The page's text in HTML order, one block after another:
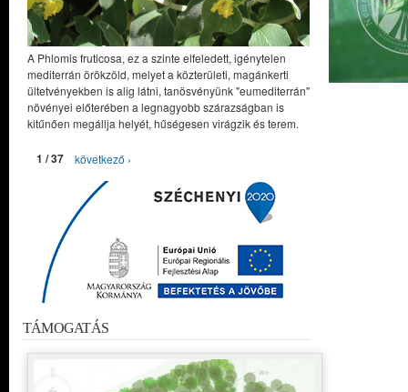
A Phlomis fruticosa, ez a szinte elfeledett, igénytelen
mediterrán örökzöld, melyet a közterületi, magánkerti
ültetvényekben is alig látni, tanösvényünk "eumediterrán"
növényei előterében a legnagyobb szárazságban is
kitűnően megállja helyét, hűségesen virágzik és terem.
1 / 37 következő ›
TÁMOGATÁS